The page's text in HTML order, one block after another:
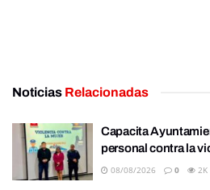
Noticias Relacionadas
Capacita
personal contra la
08/08/2026 0 2K